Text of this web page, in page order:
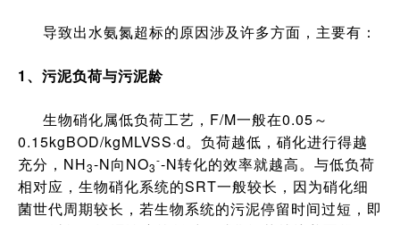
导致出水氨氮超标的原因涉及许多方面，主要有：
1、污泥负荷与污泥龄
生物硝化属低负荷工艺，F/M一般在0.05～
0.15kgBOD/kgMLVSS·d。负荷越低，硝化进行得越
充分，NH3-N向NO3
--N转化的效率就越高。与低负荷
相对应，生物硝化系统的SRT一般较长，因为硝化细
菌世代周期较长，若生物系统的污泥停留时间过短，即